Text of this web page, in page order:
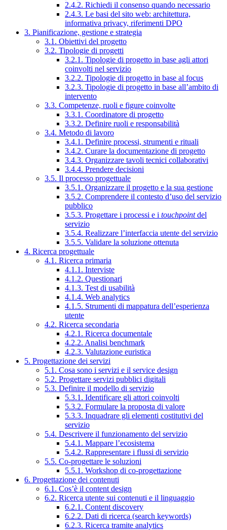
2.4.2. Richiedi il consenso quando necessario
2.4.3. Le basi del sito web: architettura,
informativa privacy, riferimenti DPO
3. Pianificazione, gestione e strategia
3.1. Obiettivi del progetto
3.2. Tipologie di progetti
3.2.1. Tipologie di progetto in base agli attori
coinvolti nel servizio
3.2.2. Tipologie di progetto in base al focus
3.2.3. Tipologie di progetto in base all’ambito di
intervento
3.3. Competenze, ruoli e figure coinvolte
3.3.1. Coordinatore di progetto
3.3.2. Definire ruoli e responsabilità
3.4. Metodo di lavoro
3.4.1. Definire processi, strumenti e rituali
3.4.2. Curare la documentazione di progetto
3.4.3. Organizzare tavoli tecnici collaborativi
3.4.4. Prendere decisioni
3.5. Il processo progettuale
3.5.1. Organizzare il progetto e la sua gestione
3.5.2. Comprendere il contesto d’uso del servizio
pubblico
3.5.3. Progettare i processi e i touchpointdel
servizio
3.5.4. Realizzare l’interfaccia utente del servizio
3.5.5. Validare la soluzione ottenuta
4. Ricerca progettuale
4.1. Ricerca primaria
4.1.1. Interviste
4.1.2. Questionari
4.1.3. Test di usabilità
4.1.4. Web analytics
4.1.5. Strumenti di mappatura dell’esperienza
utente
4.2. Ricerca secondaria
4.2.1. Ricerca documentale
4.2.2. Analisi benchmark
4.2.3. Valutazione euristica
5. Progettazione dei servizi
5.1. Cosa sono i servizi e il service design
5.2. Progettare servizi pubblici digitali
5.3. Definire il modello di servizio
5.3.1. Identificare gli attori coinvolti
5.3.2. Formulare la proposta di valore
5.3.3. Inquadrare gli elementi costitutivi del
servizio
5.4. Descrivere il funzionamento del servizio
5.4.1. Mappare l’ecosistema
5.4.2. Rappresentare i flussi di servizio
5.5. Co-progettare le soluzioni
5.5.1. Workshop di co-progettazione
6. Progettazione dei contenuti
6.1. Cos’è il content design
6.2. Ricerca utente sui contenuti e il linguaggio
6.2.1. Content discovery
6.2.2. Dati di ricerca (search keywords)
6.2.3. Ricerca tramite analytics